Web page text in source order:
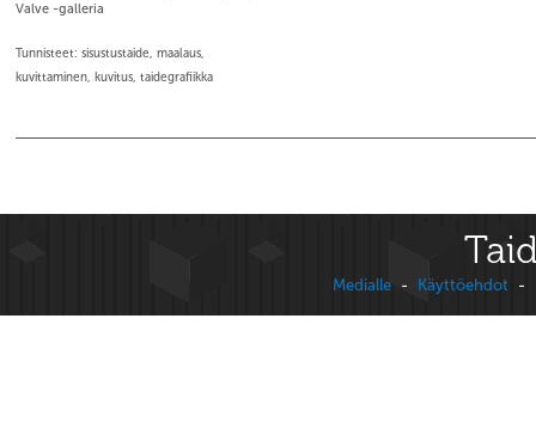
Valve -galleria
Tunnisteet: sisustustaide, maalaus,
kuvittaminen, kuvitus, taidegrafiikka
Medialle - Käyttöehdot -